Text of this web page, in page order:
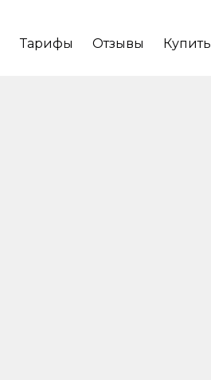
Тарифы Отзывы Купить